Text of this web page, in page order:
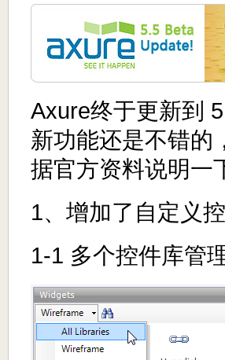
Axure终于更新到
新功能还是不错的
据官方资料说明一
1、增加了自定义
1-1 多个控件库管